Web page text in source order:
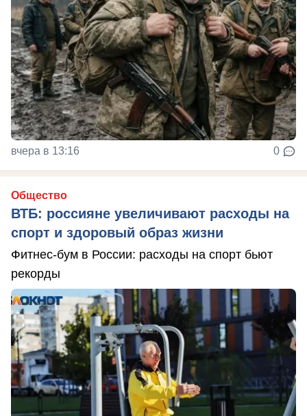
вчера в 13:16 0
Общество
ВТБ: россияне увеличивают расходы на
спорт и здоровый образ жизни
Фитнес-бум в России: расходы на спорт бьют
рекорды